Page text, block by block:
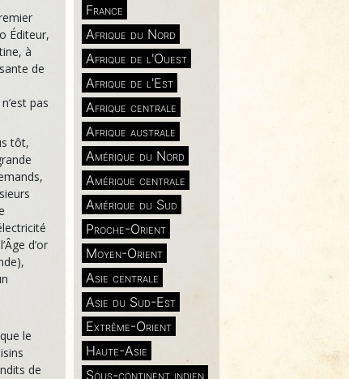
France
Afrique du Nord
Afrique de l'Ouest
Afrique de l'Est
Afrique centrale
Afrique australe
Amérique du Nord
Amérique centrale
Amérique du Sud
Proche-Orient
Moyen-Orient
Asie centrale
Asie du Sud-Est
Extrême-Orient
Haute-Asie
Sous-continent indien
Éditeur,
à
de
pas
tôt,
d’or
le
de